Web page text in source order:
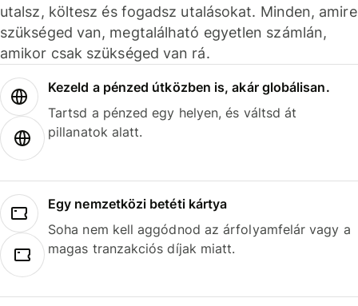
utalsz, költesz és fogadsz utalásokat. Minden, amire
szükséged van, megtalálható egyetlen számlán,
amikor csak szükséged van rá.
Kezeld a pénzed útközben is, akár globálisan.
Tartsd a pénzed egy helyen, és váltsd át
pillanatok alatt.
Egy nemzetközi betéti kártya
Soha nem kell aggódnod az árfolyamfelár vagy a
magas tranzakciós díjak miatt.